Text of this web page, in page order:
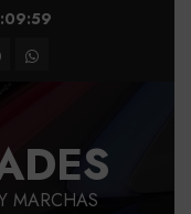
WhatsApp
MARCHAS